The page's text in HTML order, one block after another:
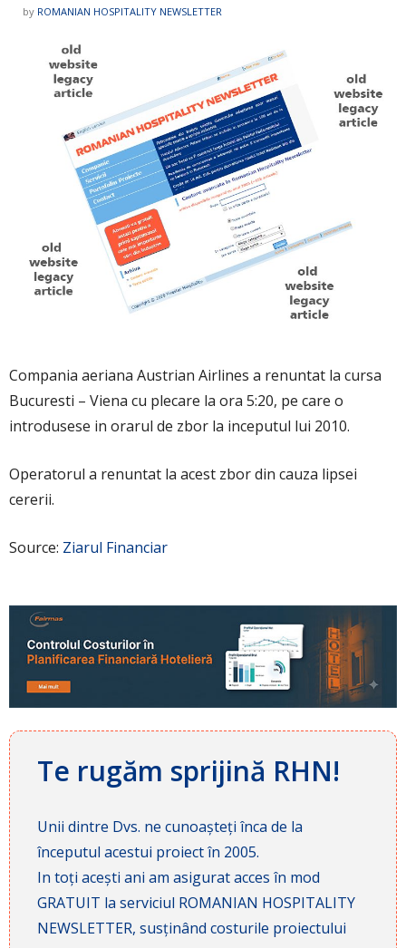
by ROMANIAN HOSPITALITY NEWSLETTER
Compania aeriana Austrian Airlines a renuntat la cursa
Bucuresti – Viena cu plecare la ora 5:20, pe care o
introdusese in orarul de zbor la inceputul lui 2010.
Operatorul a renuntat la acest zbor din cauza lipsei
cererii.
Source: Ziarul Financiar
Te rugăm sprijină RHN!
Unii dintre Dvs. ne cunoașteți înca de la
începutul acestui proiect în 2005.
In toți acești ani am asigurat acces în mod
GRATUIT la serviciul ROMANIAN HOSPITALITY
NEWSLETTER, susținând costurile proiectului